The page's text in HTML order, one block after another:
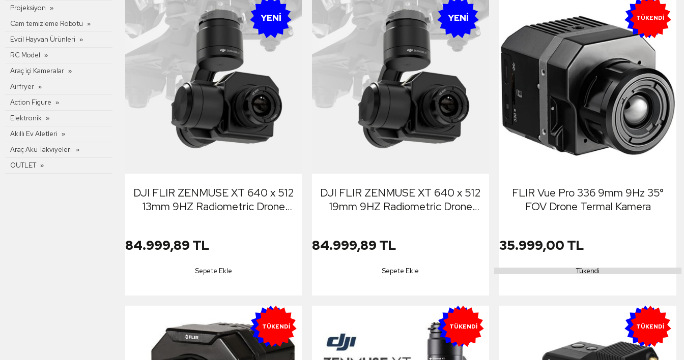
Projeksiyon
Cam temizleme Robotu
Evcil Hayvan Ürünleri
RC Model
Araç içi Kameralar
Airfryer
Action Figure
Elektronik
Akıllı Ev Aletleri
Araç Akü Takviyeleri
OUTLET
YENI
DJI FLIR ZENMUSE XT 640 x 512
13mm 9HZ Radiometric Drone
84.999,89 TL
Sepete Ekle
YENI
DJI FLIR ZENMUSE XT 640 x 512
19mm 9HZ Radiometric Drone
84.999,89 TL
Sepete Ekle
YENI
TÜKENDI
FLIR Vue Pro 336 9mm 9Hz 35°
FOV Drone Termal Kamera
35.999,00 TL
Tükendi
YENI
TÜKENDI YENI
TÜKENDI YENI
TÜKENDI